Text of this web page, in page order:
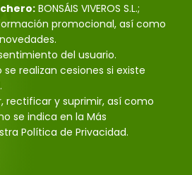
BONSÁIS VIVEROS S.L.;
promocional, así como
del usuario.
se realizan cesiones si existe
rectificar y suprimir, así como
se indica en la Más
Política de Privacidad.